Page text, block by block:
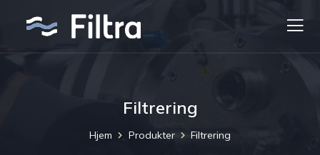
Filtrering
Hjem Produkter Filtrering